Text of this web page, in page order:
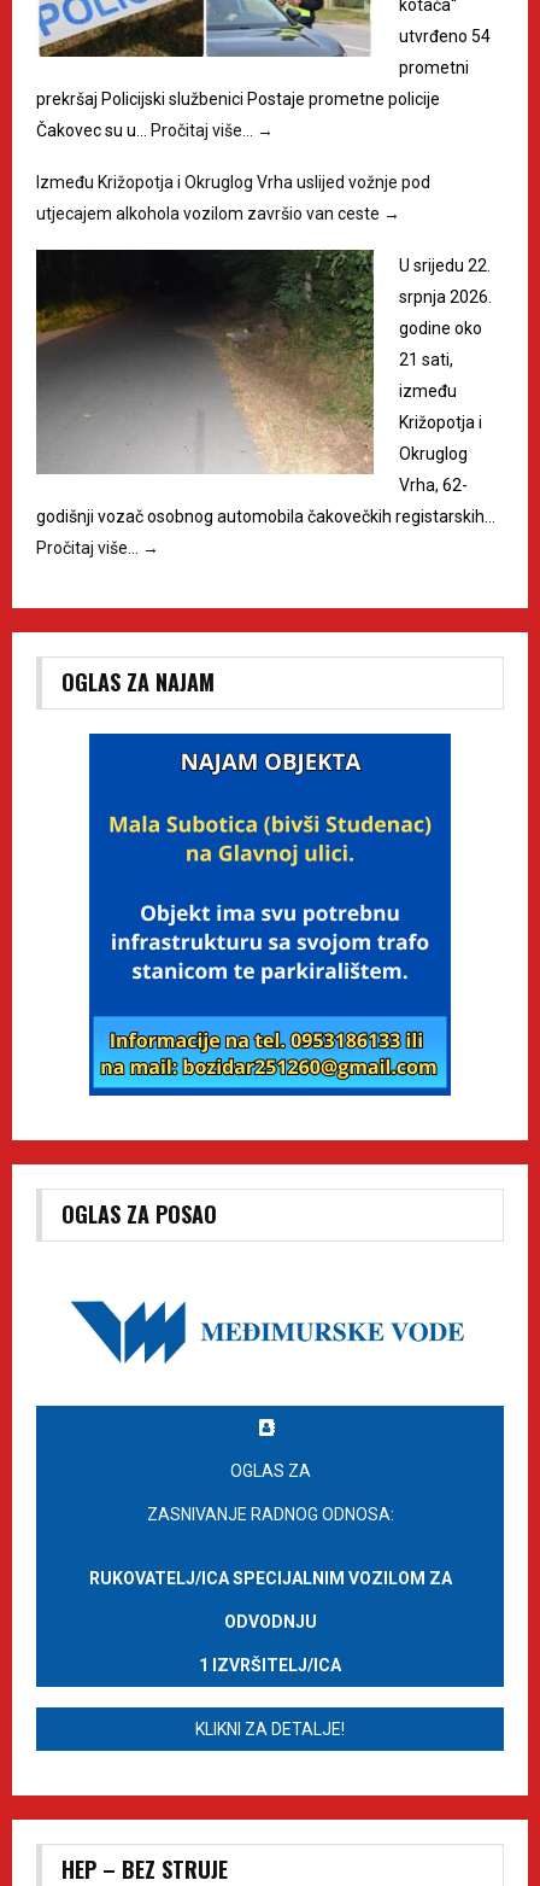
kotača“
utvrđeno 54
prometni
prekršaj Policijski službenici Postaje prometne policije
Čakovec su u… Pročitaj više… →
Između Križopotja i Okruglog Vrha uslijed vožnje pod
utjecajem alkohola vozilom završio van ceste →
U srijedu 22.
srpnja 2026.
godine oko
21 sati,
između
Križopotja i
Okruglog
Vrha, 62-
godišnji vozač osobnog automobila čakovečkih registarskih…
Pročitaj više… →
OGLAS ZA NAJAM
OGLAS ZA POSAO
OGLAS ZA
ZASNIVANJE RADNOG ODNOSA:
RUKOVATELJ/ICA SPECIJALNIM VOZILOM ZA
ODVODNJU
1 IZVRŠITELJ/ICA
KLIKNI ZA DETALJE!
HEP – BEZ STRUJE